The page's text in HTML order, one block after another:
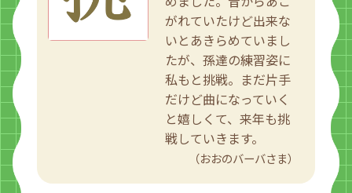
がれていたけど出来な
いとあきらめていまし
たが、孫達の練習姿に
私もと挑戦。まだ片手
だけど曲になっていく
と嬉しくて、来年も挑
戦していきます。
（おおのバーバさま）